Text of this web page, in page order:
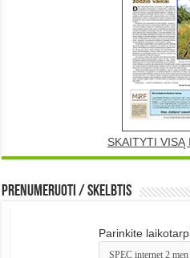
SKAITYTI VISĄ
Prenumeruoti / Skelbtis
Parinkite